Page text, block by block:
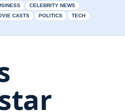
CELEBRITY NEWS
CASTS POLITICS
TECH